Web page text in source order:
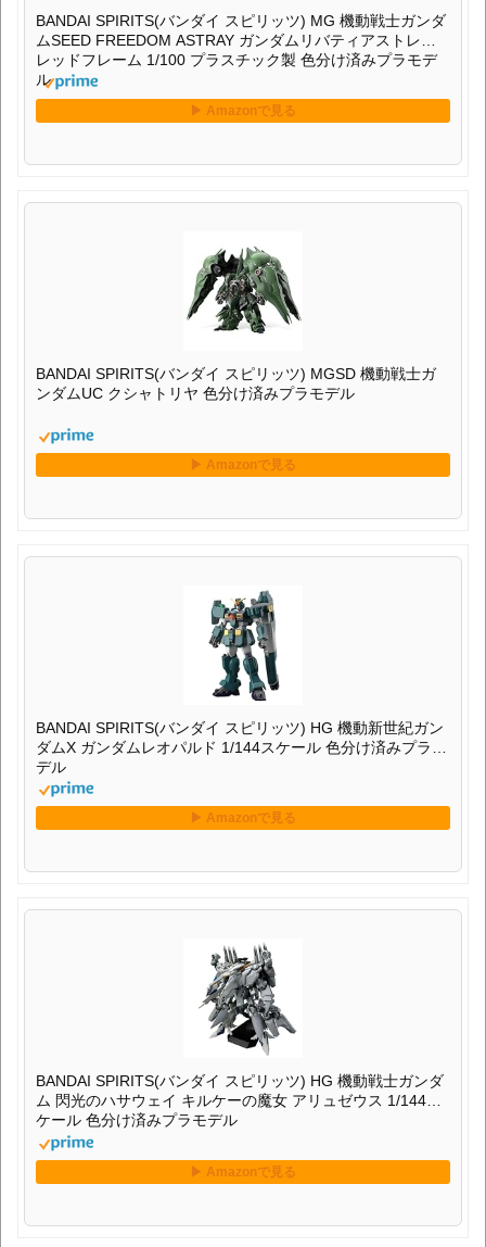
BANDAI SPIRITS(バンダイ スピリッツ) MG 機動戦士ガンダ
ムSEED FREEDOM ASTRAY ガンダムリバティアストレイ
レッドフレーム 1/100 プラスチック製 色分け済みプラモデ
ル
BANDAI SPIRITS(バンダイ スピリッツ) MGSD 機動戦士ガ
ンダムUC クシャトリヤ 色分け済みプラモデル
BANDAI SPIRITS(バンダイ スピリッツ) HG 機動新世紀ガン
ダムX ガンダムレオパルド 1/144スケール 色分け済みプラモ
デル
BANDAI SPIRITS(バンダイ スピリッツ) HG 機動戦士ガンダ
ム 閃光のハサウェイ キルケーの魔女 アリュゼウス 1/144ス
ケール 色分け済みプラモデル